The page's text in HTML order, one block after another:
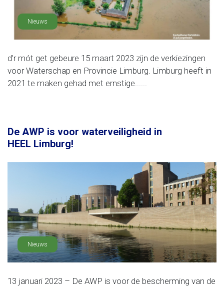
Nieuws
d’r mót get gebeure 15 maart 2023 zijn de verkiezingen
voor Waterschap en Provincie Limburg. Limburg heeft in
2021 te maken gehad met ernstige......
De AWP is voor waterveiligheid in
HEEL Limburg!
Nieuws
13 januari 2023 – De AWP is voor de bescherming van de